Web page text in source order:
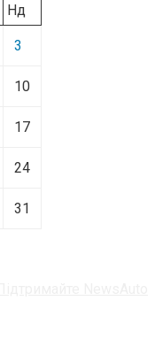
Нд
3
10
17
24
31